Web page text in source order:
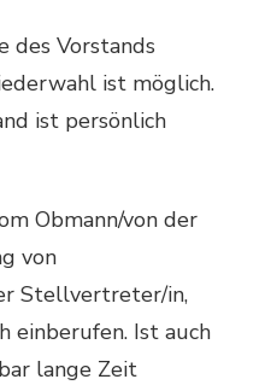
des Vorstands
ist möglich.
ist persönlich
Obmann/von der
von
Stellvertreter/in,
einberufen. Ist auch
lange Zeit